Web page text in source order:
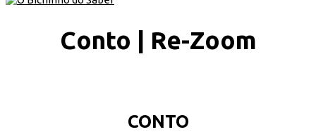
Conto | Re-Zoom
CONTO